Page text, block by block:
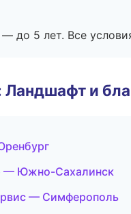
до 5 лет. Все
и
— Южно-Сахалинск
— Симферополь